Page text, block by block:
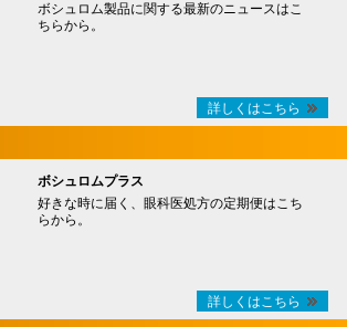
ボシュロム製品に関する最新のニュースはこ
ちらから。
詳しくはこちら
ボシュロムプラス
好きな時に届く、眼科医処方の定期便はこち
らから。
詳しくはこちら